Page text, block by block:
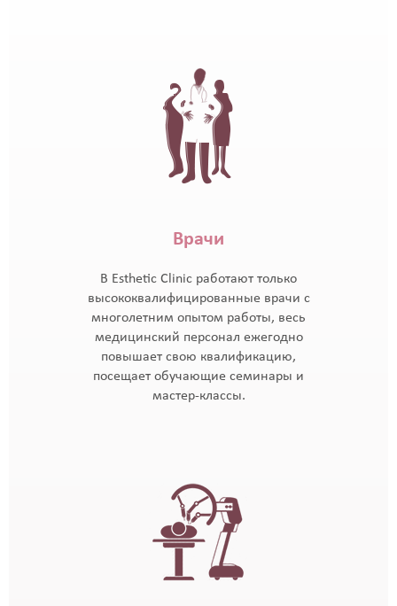
Врачи
В Esthetic Clinic работают только
высококвалифицированные врачи с
многолетним опытом работы, весь
медицинский персонал ежегодно
повышает свою квалификацию,
посещает обучающие семинары и
мастер-классы.